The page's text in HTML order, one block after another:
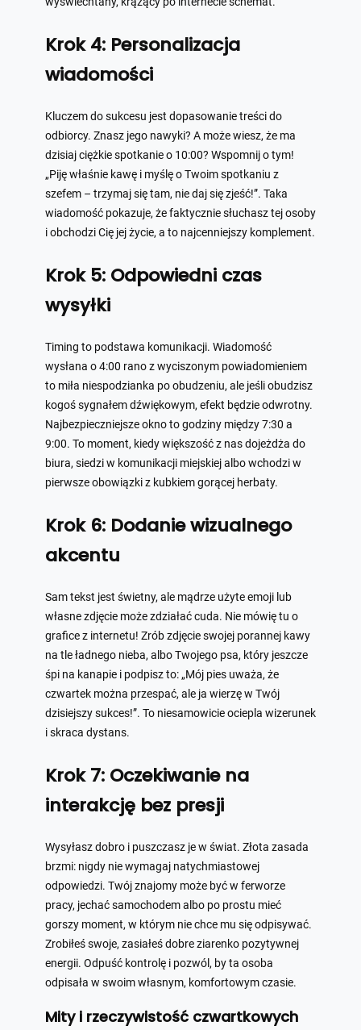
Krok 4: Personalizacja
wiadomości
Kluczem do sukcesu jest dopasowanie treści do
odbiorcy. Znasz jego nawyki? A może wiesz, że ma
dzisiaj ciężkie spotkanie o 10:00? Wspomnij o tym!
„Piję właśnie kawę i myślę o Twoim spotkaniu z
szefem – trzymaj się tam, nie daj się zjeść!”. Taka
wiadomość pokazuje, że faktycznie słuchasz tej osoby
i obchodzi Cię jej życie, a to najcenniejszy komplement.
Krok 5: Odpowiedni czas
wysyłki
Timing to podstawa komunikacji. Wiadomość
wysłana o 4:00 rano z wyciszonym powiadomieniem
to miła niespodzianka po obudzeniu, ale jeśli obudzisz
kogoś sygnałem dźwiękowym, efekt będzie odwrotny.
Najbezpieczniejsze okno to godziny między 7:30 a
9:00. To moment, kiedy większość z nas dojeżdża do
biura, siedzi w komunikacji miejskiej albo wchodzi w
pierwsze obowiązki z kubkiem gorącej herbaty.
Krok 6: Dodanie wizualnego
akcentu
Sam tekst jest świetny, ale mądrze użyte emoji lub
własne zdjęcie może zdziałać cuda. Nie mówię tu o
grafice z internetu! Zrób zdjęcie swojej porannej kawy
na tle ładnego nieba, albo Twojego psa, który jeszcze
śpi na kanapie i podpisz to: „Mój pies uważa, że
czwartek można przespać, ale ja wierzę w Twój
dzisiejszy sukces!”. To niesamowicie ociepla wizerunek
i skraca dystans.
Krok 7: Oczekiwanie na
interakcję bez presji
Wysyłasz dobro i puszczasz je w świat. Złota zasada
brzmi: nigdy nie wymagaj natychmiastowej
odpowiedzi. Twój znajomy może być w ferworze
pracy, jechać samochodem albo po prostu mieć
gorszy moment, w którym nie chce mu się odpisywać.
Zrobiłeś swoje, zasiałeś dobre ziarenko pozytywnej
energii. Odpuść kontrolę i pozwól, by ta osoba
odpisała w swoim własnym, komfortowym czasie.
Mity i rzeczywistość czwartkowych